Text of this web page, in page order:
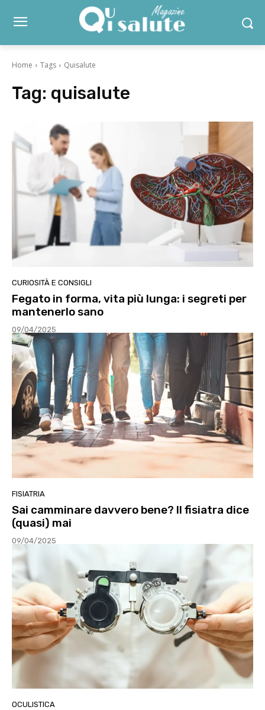
Home Tags Quisalute
Tag: quisalute
CURIOSITÀ E CONSIGLI
Fegato in forma, vita più lunga: i segreti per
mantenerlo sano
09/04/2025
FISIATRIA
Sai camminare davvero bene? Il fisiatra dice
(quasi) mai
09/04/2025
OCULISTICA